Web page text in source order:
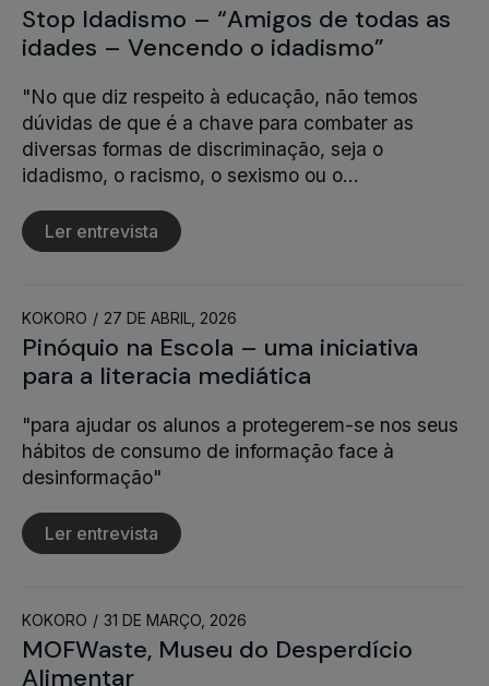
Stop Idadismo – “Amigos de todas as
idades – Vencendo o idadismo”
"No que diz respeito à educação, não temos
dúvidas de que é a chave para combater as
diversas formas de discriminação, seja o
idadismo, o racismo, o sexismo ou o…
Ler entrevista
Pinóquio na Escola – uma iniciativa
para a literacia mediática
KOKORO 27 DE ABRIL, 2026
"para ajudar os alunos a protegerem-se nos seus
hábitos de consumo de informação face à
desinformação"
Ler entrevista
MOFWaste, Museu do Desperdício
Alimentar
KOKORO 31 DE MARÇO, 2026